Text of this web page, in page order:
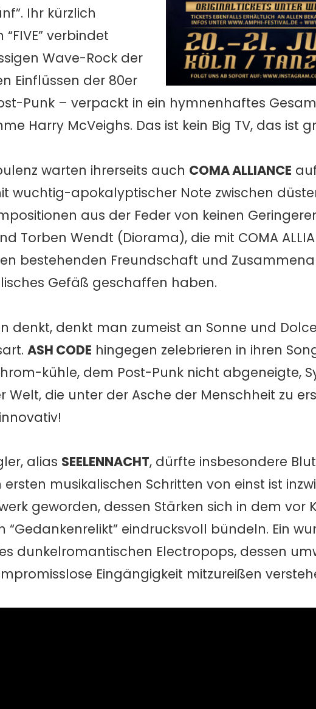
Ihr kürzlich
verbindet
Wave-Rock der
Einflüssen der 80er
Punk – verpackt in ein hymnenhaftes
Harry McVeighs. Das ist kein Big TV, das ist
warten ihrerseits auch COMA ALLIANCE
wuchtig-apokalyptischer Note zwischen
aus der Feder von keinen
Torben Wendt (Diorama), die mit COMA
bestehenden Freundschaft und
Gefäß geschaffen haben.
denkt, denkt man zumeist an Sonne und
ASH CODE hingegen zelebrieren in ihren
kühle, dem Post-Punk nicht abgeneigte,
Welt, die unter der Asche der Menschheit zu
alias SEELENNACHT, dürfte insbesondere
ersten musikalischen Schritten von einst ist
geworden, dessen Stärken sich in dem vor
“Gedankenrelikt” eindrucksvoll bündeln. Ein
dunkelromantischen Electropops, dessen
Eingängigkeit mitzureißen